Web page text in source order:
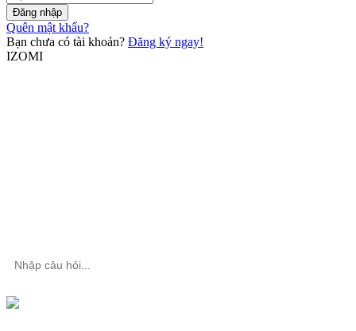
Đăng nhập
Quên mật khẩu?
Bạn chưa có tài khoản? Đăng ký ngay!
IZOMI